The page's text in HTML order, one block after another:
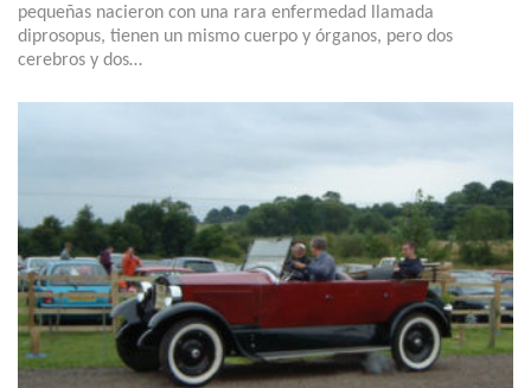
pequeñas nacieron con una rara enfermedad llamada
diprosopus, tienen un mismo cuerpo y órganos, pero dos
cerebros y dos…